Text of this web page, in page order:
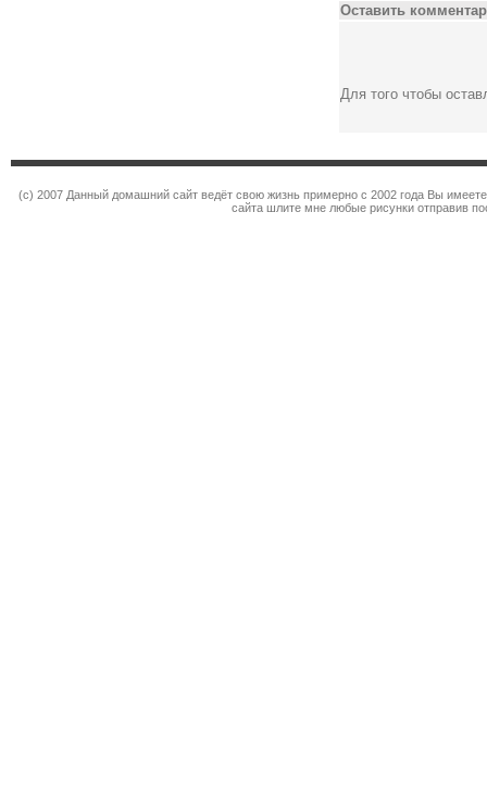
Оставить
Для того чтобы
(c) 2007 Данный домашний сайт ведёт свою жизнь примерно с 2002 года Вы
сайта шлите мне любые рисунки отправив